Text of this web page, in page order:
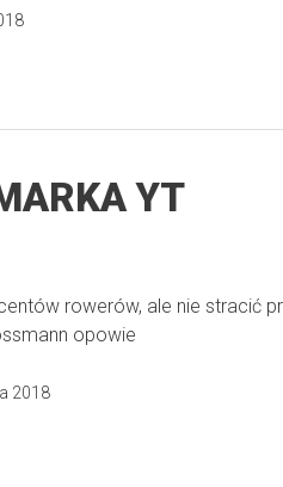
YT
rowerów, ale nie stracić
opowie
2018